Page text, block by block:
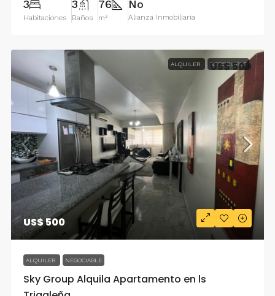
3
Habitaciones
3
Baños
76
m²
No
Alianza Inmobiliaria
ALQUILER NEGOCIABLE
US$ 500
ALQUILER NEGOCIABLE
Sky Group Alquila Apartamento en ls
US$ 500